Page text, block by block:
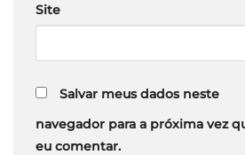
Site
Salvar meus dados neste
navegador para a próxima vez
eu comentar.